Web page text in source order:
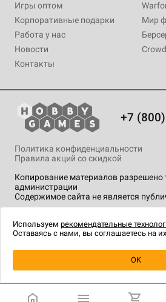
Уведомить о
Игры оптом
Корпоративные подарки
Работа у нас
Новости
Контакты
Мир
+7
Копирование материалов разрешено
администрации
Содержимое сайта не является
Политика конфиденциальности
Правила акций со скидкой
технологии.
Используем рекомендательные
Оставаясь с нами, вы соглашаетесь на
OK